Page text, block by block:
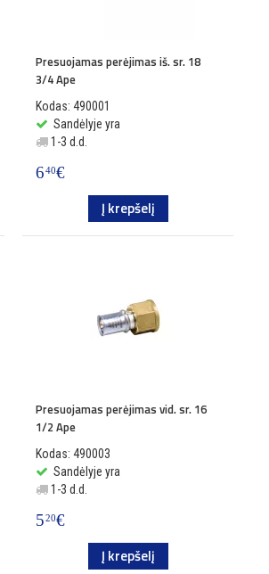
Presuojamas perėjimas iš. sr. 18
3/4 Ape
Kodas: 490001
Sandėlyje yra
1-3 d.d.
640€
Į krepšelį
Presuojamas perėjimas vid. sr. 16
1/2 Ape
Kodas: 490003
Sandėlyje yra
1-3 d.d.
520€
Į krepšelį